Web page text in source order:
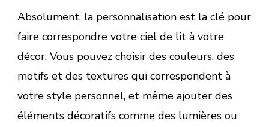
Absolument, la personnalisation est la clé pour
faire correspondre votre ciel de lit à votre
décor. Vous pouvez choisir des couleurs, des
motifs et des textures qui correspondent à
votre style personnel, et même ajouter des
éléments décoratifs comme des lumières ou